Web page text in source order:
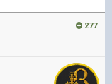
277